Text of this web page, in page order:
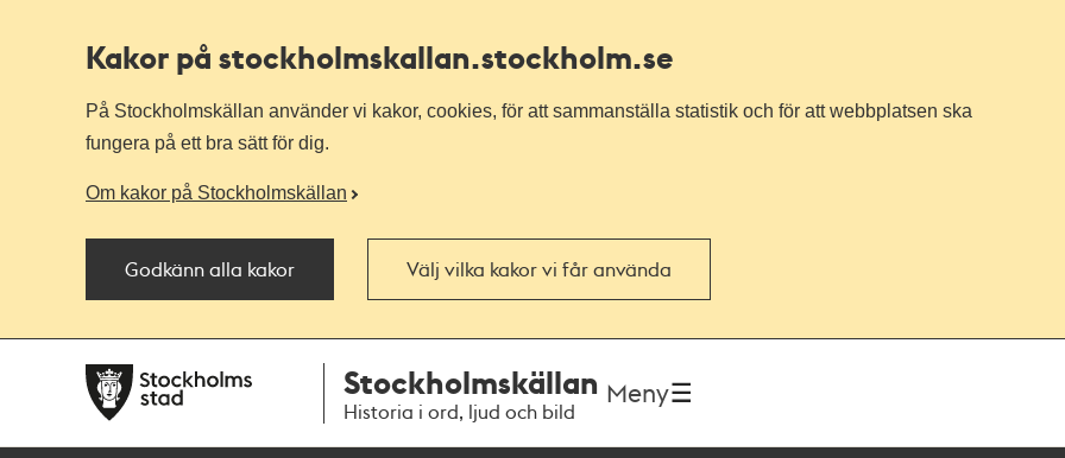
Kakor på stockholmskallan.stockholm.se
På Stockholmskällan använder vi kakor, cookies, för att sammanställa statistik och för att webbplatsen ska
fungera på ett bra sätt för dig.
Om kakor på Stockholmskällan
Godkänn alla kakor Välj vilka kakor vi får använda
navigationen
huvudinnehållet
Stockholmskällan
Historia i ord, ljud och bild
Meny